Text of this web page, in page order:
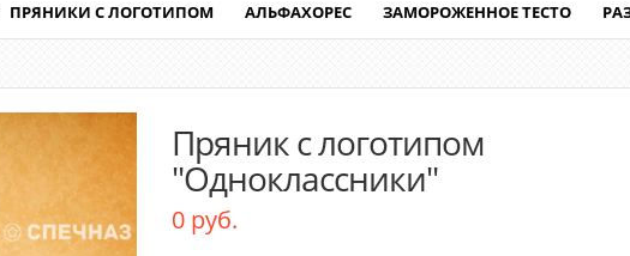
ПРЯНИКИ С ЛОГОТИПОМ АЛЬФАХОРЕС ЗАМОРОЖЕННОЕ ТЕСТО
Пряник с логотипом
"Одноклассники"
0 руб.